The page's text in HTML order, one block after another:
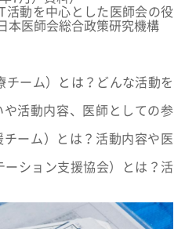
活動を中心とした医師会の役
本医師会総合政策研究機構
チーム）とは？どんな活動を
や活動内容、医師としての参
チーム）とは？活動内容や医
ーション支援協会）とは？活